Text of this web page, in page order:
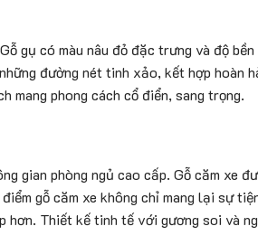
gụ có màu nâu đỏ đặc trưng và độ bền
đường nét tinh xảo, kết hợp hoàn
mang phong cách cổ điển, sang trọng.
gian phòng ngủ cao cấp. Gỗ căm xe
gỗ căm xe không chỉ mang lại sự
hơn. Thiết kế tinh tế với gương soi và